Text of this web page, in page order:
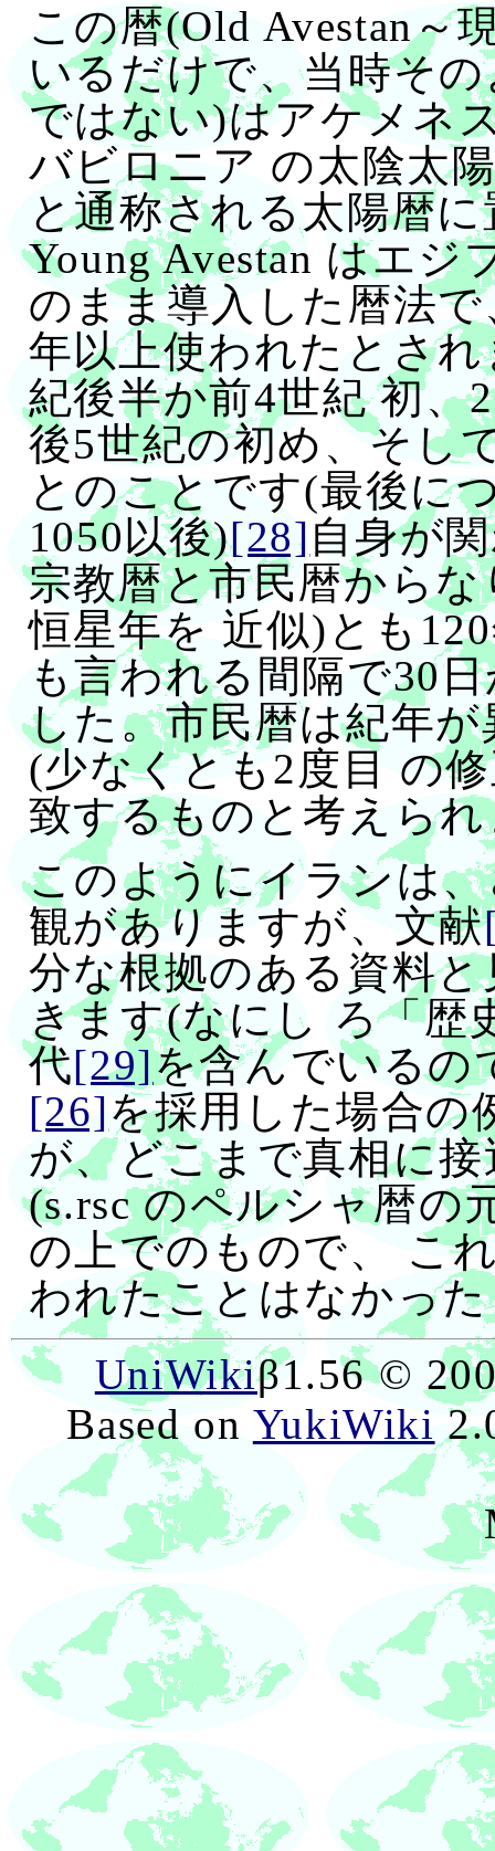
この暦(Old Avestan～
いるだけで、当時そ
ではない)はアケメネ
バビロニア の太陰太
と通称される太陽暦
Young Avestan はエ
のまま導入した暦法
年以上使われたとさ
紀後半か前4世紀 初、
後5世紀の初め、そし
とのことです(最後に
1050以後)[28]自身が
宗教暦と市民暦から
恒星年を 近似)とも
も言われる間隔で30
した。市民暦は紀年
(少なくとも2度目 の
致するものと考えら
このようにイランは
観がありますが、文献
分な根拠のある資料
きます(なにし ろ「歴
代[29]を含んでいるの
[26]を採用した場合の
が、どこまで真相に
(s.rsc のペルシャ暦の
の上でのもので、 こ
われたことはなかっ
UniWikiβ1.56 ©
Based on YukiWiki